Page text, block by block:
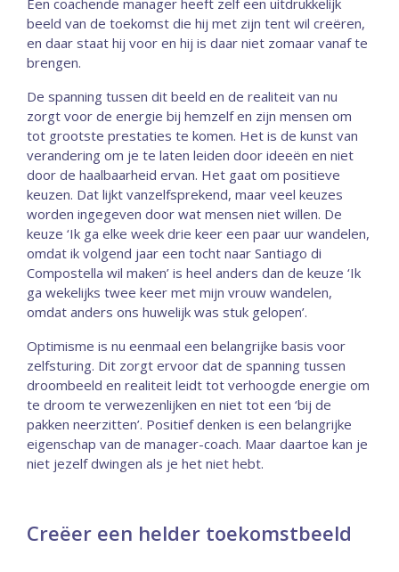
beeld van de toekomst die hij met zijn tent wil creëren,
en daar staat hij voor en hij is daar niet zomaar vanaf te
brengen.
De spanning tussen dit beeld en de realiteit van nu
zorgt voor de energie bij hemzelf en zijn mensen om
tot grootste prestaties te komen. Het is de kunst van
verandering om je te laten leiden door ideeën en niet
door de haalbaarheid ervan. Het gaat om positieve
keuzen. Dat lijkt vanzelfsprekend, maar veel keuzes
worden ingegeven door wat mensen niet willen. De
keuze ‘Ik ga elke week drie keer een paar uur wandelen,
omdat ik volgend jaar een tocht naar Santiago di
Compostella wil maken’ is heel anders dan de keuze ‘Ik
ga wekelijks twee keer met mijn vrouw wandelen,
omdat anders ons huwelijk was stuk gelopen’.
Optimisme is nu eenmaal een belangrijke basis voor
zelfsturing. Dit zorgt ervoor dat de spanning tussen
droombeeld en realiteit leidt tot verhoogde energie om
te droom te verwezenlijken en niet tot een ‘bij de
pakken neerzitten’. Positief denken is een belangrijke
eigenschap van de manager-coach. Maar daartoe kan je
niet jezelf dwingen als je het niet hebt.
Creëer een helder toekomstbeeld